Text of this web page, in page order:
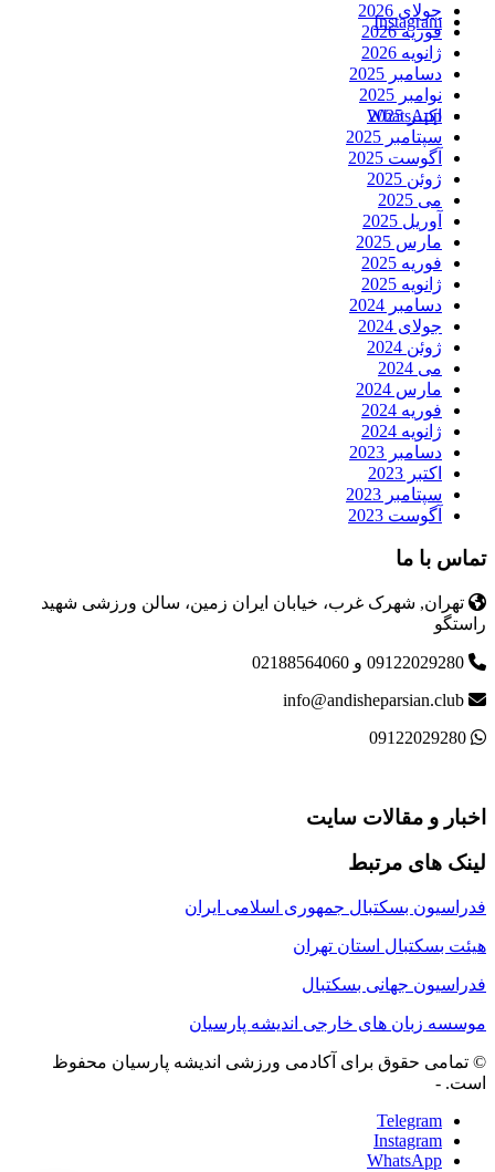
Instagram
WhatsApp
جولای 2026
فوریه 2026
ژانویه 2026
دسامبر 2025
نوامبر 2025
اکتبر 2025
سپتامبر 2025
آگوست 2025
ژوئن 2025
می 2025
آوریل 2025
مارس 2025
فوریه 2025
ژانویه 2025
دسامبر 2024
جولای 2024
ژوئن 2024
می 2024
مارس 2024
فوریه 2024
ژانویه 2024
دسامبر 2023
اکتبر 2023
سپتامبر 2023
آگوست 2023
تماس با ما
تهران, شهرک غرب، خیابان ایران زمین، سالن ورزشی شهید
راستگو
اخبار و مقالات سایت
لینک های مرتبط
فدراسیون بسکتبال جمهوری اسلامی ایران
هیئت بسکتبال استان تهران
فدراسیون جهانی بسکتبال
موسسه زبان های خارجی اندیشه پارسیان
© تمامی حقوق برای آکادمی ورزشی اندیشه پارسیان محفوظ
است. -
Telegram
Instagram
WhatsApp